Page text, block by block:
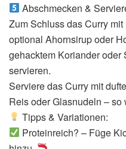
Abschmecken &
Zum Schluss das Curry
optional Ahornsirup oder
gehacktem Koriander oder
servieren.
Serviere das Curry mit
Reis oder Glasnudeln –
Tipps & Variationen:
Proteinreich? – Füge